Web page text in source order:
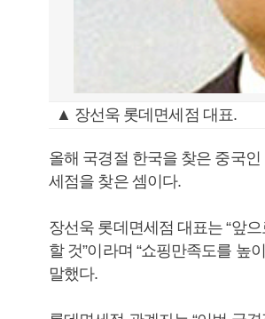
▲ 장선욱 롯데면세점 대표.
올해 국경절 한국을 찾은 중국
세점을 찾은 셈이다.
장선욱 롯데면세점 대표는 “앞
할 것”이라며 “쇼핑만족도를 높
말했다.